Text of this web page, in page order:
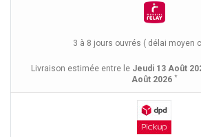
3 à 8 jours ouvrés ( délai moyen
Livraison estimée entre le Jeudi 13 Août
Août 2026 *